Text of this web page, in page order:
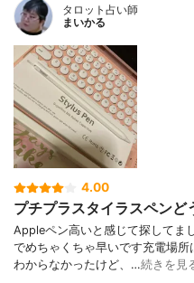
タロット占い師
まいかる
4.00
プチプラスタイラスペンど
Appleペン高いと感じて探してま
でめちゃくちゃ早いです充電場
わからなかったけど、…続きを見